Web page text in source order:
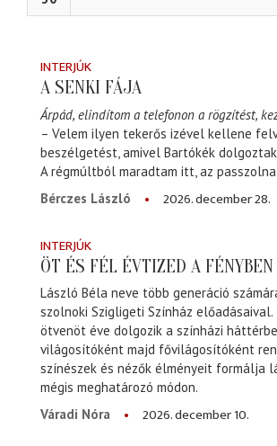
INTERJÚK
A SENKI FÁJA
Árpád, elindítom a telefonon a rögzítést,
– Velem ilyen tekerős izével kellene
beszélgetést, amivel Bartókék
A régmúltból maradtam itt, az passzolna
Bérczes László
2026. december 28.
INTERJÚK
ÖT ÉS FÉL ÉVTIZED A FÉNYBEN
László Béla neve több generáció
szolnoki Szigligeti Színház előadásaival.
ötvenöt éve dolgozik a színházi
világosítóként majd fővilágosítóként
színészek és nézők élményeit formálja
mégis meghatározó módon.
Váradi Nóra
2026. december 10.